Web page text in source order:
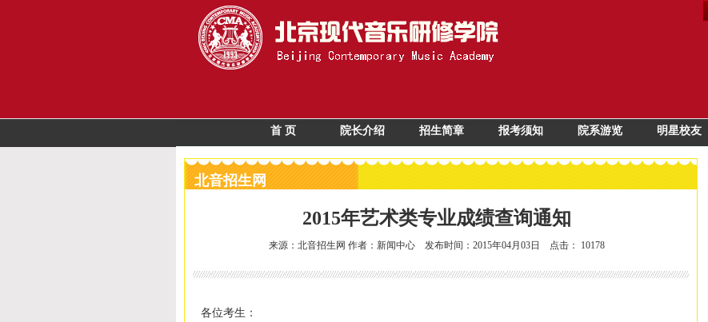
首 页 院长介绍 招生简章 报考须知 院系游览 明星校友
北音招生网
2015年艺术类专业成绩查询通知
来源：北音招生网 作者：新闻中心 发布时间：2015年04月03日 点击： 10178
各位考生：